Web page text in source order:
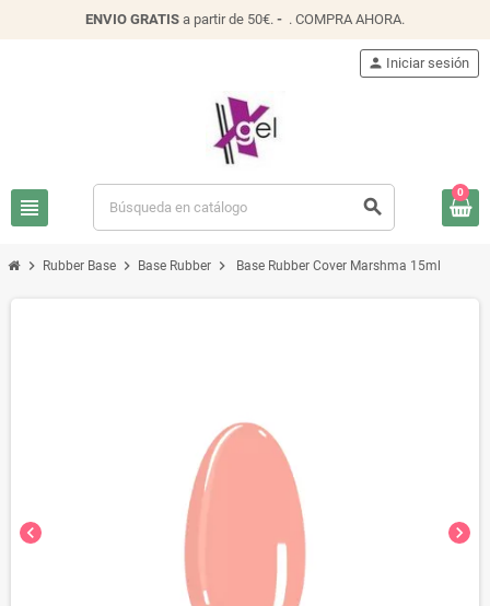
ENVIO GRATIS a partir de 50€. - . COMPRA AHORA.
view_headline search
person Iniciar sesión
0
chevron_right Rubber Base chevron_right Base Rubber chevron_right Base Rubber Cover Marshma 15ml
chevron_left chevron_right